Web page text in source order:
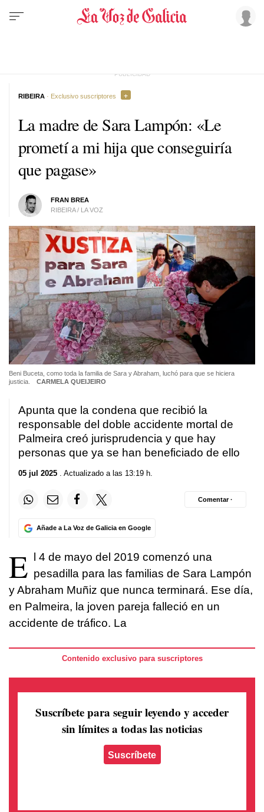
La madre de Sara Lampón: «Le
prometí a mi hija que conseguiría
que pagase»
FRAN BREA
RIBEIRA / LA VOZ
RIBEIRA · Exclusivo suscriptores
Beni Buceta, como toda la familia de Sara y Abraham, luchó para que se hiciera
justicia.
CARMELA QUEIJEIRO
Apunta que la condena que recibió la
responsable del doble accidente mortal de
Palmeira creó jurisprudencia y que hay
personas que ya se han beneficiado de ello
05 jul 2025 . Actualizado a las 13:19 h.
Añade a La Voz de Galicia en Google
Comentar ·
E
l 4 de mayo del 2019 comenzó una
pesadilla para las familias de Sara Lampón
y Abraham Muñiz que nunca terminará. Ese día,
en Palmeira, la joven pareja falleció en un
accidente de tráfico. La
Contenido exclusivo para suscriptores
Suscríbete para seguir leyendo y acceder
sin límites a todas las noticias
Suscríbete